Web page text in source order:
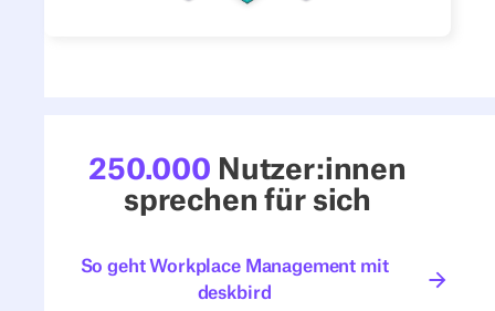
250.000 Nutzer:innen
sprechen für sich
So geht Workplace
So geht Workplace Management mit
deskbird